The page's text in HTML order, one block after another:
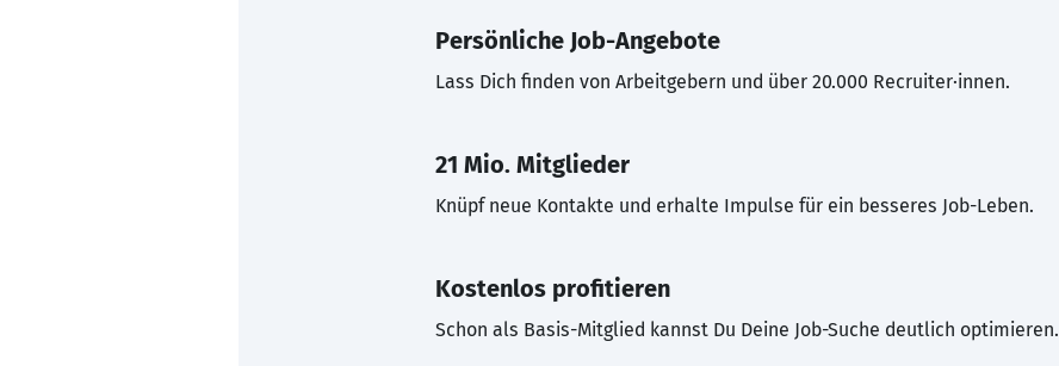
Persönliche Job-Angebote
Lass Dich finden von Arbeitgebern und über 20.000 Recruiter·innen.
21 Mio. Mitglieder
Knüpf neue Kontakte und erhalte Impulse für ein besseres Job-Leben.
Kostenlos profitieren
Schon als Basis-Mitglied kannst Du Deine Job-Suche deutlich optimieren.